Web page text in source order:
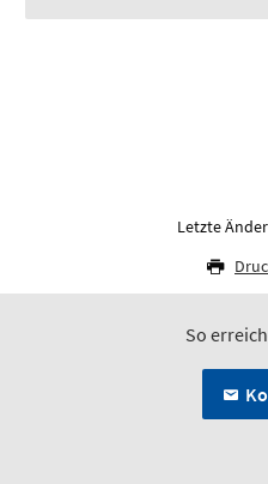
Letzte
So